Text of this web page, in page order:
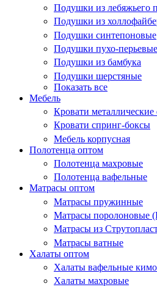
Подушки из лебяжьего
Подушки из
Подушки синтепоновые
Подушки пухо-перьевые
Подушки из бамбука
Подушки шерстяные
Показать все
Мебель
Кровати
Кровати спринг-боксы
Мебель корпусная
Полотенца оптом
Полотенца махровые
Полотенца вафельные
Матрасы оптом
Матрасы пружинные
Матрасы поролоновые
Матрасы из
Матрасы ватные
Халаты оптом
Халаты вафельные
Халаты махровые